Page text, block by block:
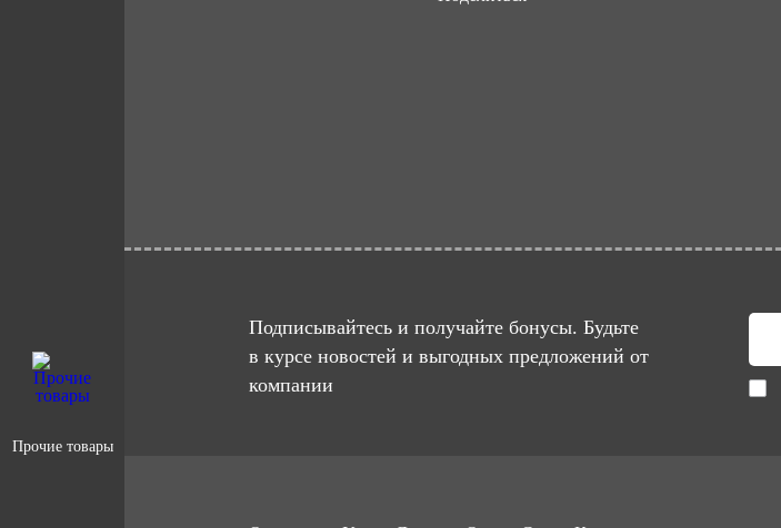
Прочие товары
Подписывайтесь и получайте бонусы. Будьте
в курсе новостей и выгодных предложений от
компании